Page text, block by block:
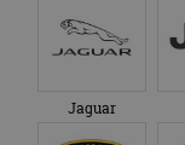
Jaguar